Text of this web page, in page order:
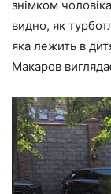
знімком
видно, як
яка лежить в
Макаров